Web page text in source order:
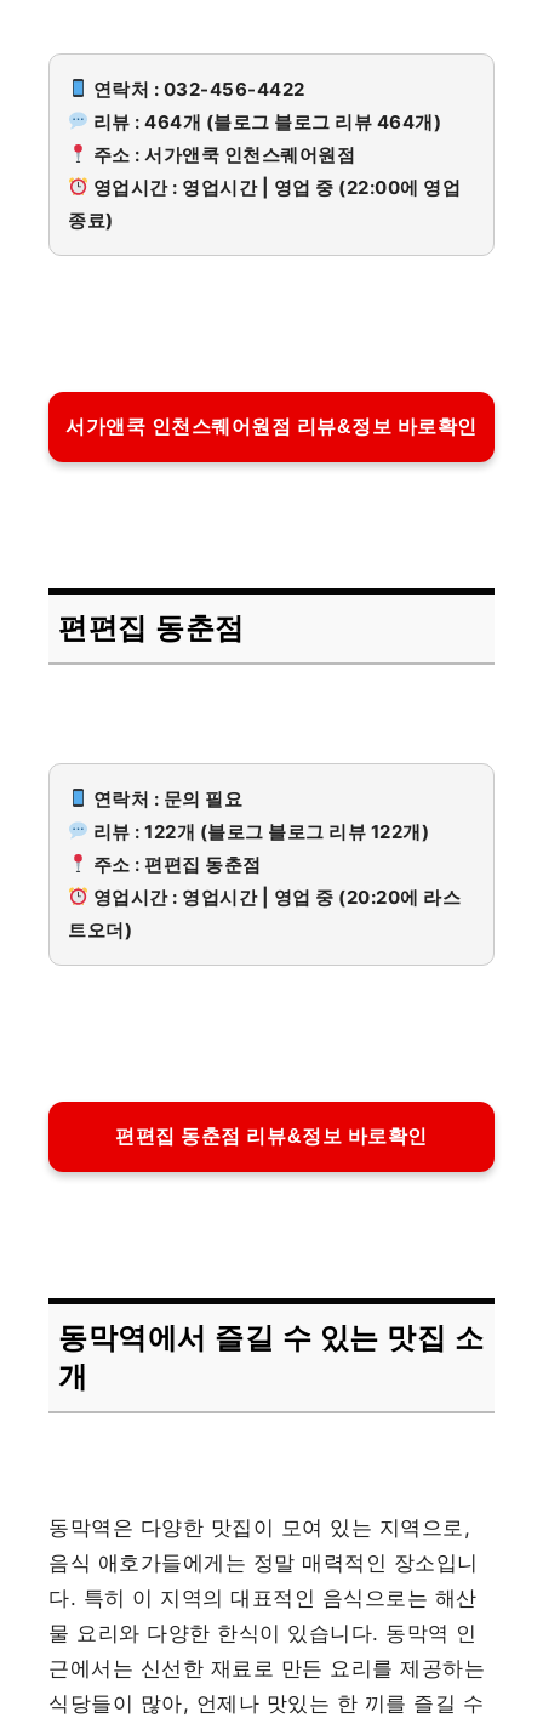
연락처 : 032-456-4422
리뷰 : 464개 (블로그 블로그 리뷰 464개)
주소 : 서가앤쿡 인천스퀘어원점
영업시간 : 영업시간 | 영업 중 (22:00에 영업
종료)
서가앤쿡 인천스퀘어원점 리뷰&정보 바로확인
편편집 동춘점
연락처 : 문의 필요
리뷰 : 122개 (블로그 블로그 리뷰 122개)
주소 : 편편집 동춘점
영업시간 : 영업시간 | 영업 중 (20:20에 라스
트오더)
편편집 동춘점 리뷰&정보 바로확인
동막역에서 즐길 수 있는 맛집 소
개
동막역은 다양한 맛집이 모여 있는 지역으로,
음식 애호가들에게는 정말 매력적인 장소입니
다. 특히 이 지역의 대표적인 음식으로는 해산
물 요리와 다양한 한식이 있습니다. 동막역 인
근에서는 신선한 재료로 만든 요리를 제공하는
식당들이 많아, 언제나 맛있는 한 끼를 즐길 수